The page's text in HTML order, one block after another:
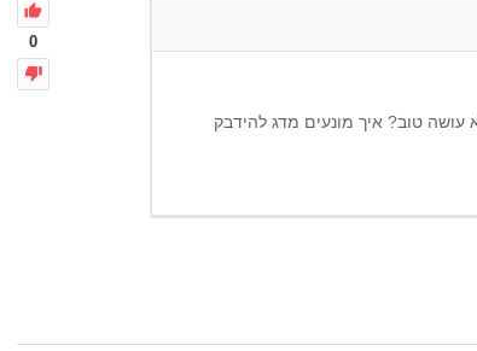
0
טוב? איך מונעים מדג להידבק